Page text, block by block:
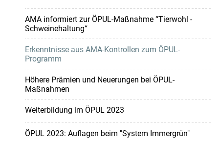
AMA informiert zur ÖPUL-Maßnahme “Tierwohl -
Schweinehaltung“
Erkenntnisse aus AMA-Kontrollen zum ÖPUL-
Programm
Höhere Prämien und Neuerungen bei ÖPUL-
Maßnahmen
Weiterbildung im ÖPUL 2023
ÖPUL 2023: Auflagen beim "System Immergrün"